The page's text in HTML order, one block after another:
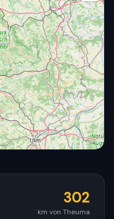
302
km von Theuma